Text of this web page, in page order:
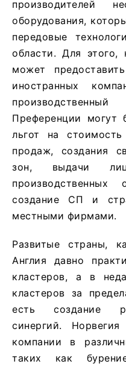
производителей
оборудования,
передовые
области. Для этого,
может
иностранных
Преференции могут
льгот на стоимость
продаж, создания
зон, выдачи
создание СП и
местными фирмами.
Развитые страны,
Англия давно
кластеров, а в
кластеров за
есть создание
синергий.
компании в
таких как